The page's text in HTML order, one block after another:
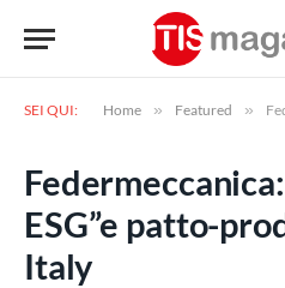
SEI QUI: Home » Featured »
ESG”e patto-
Italy